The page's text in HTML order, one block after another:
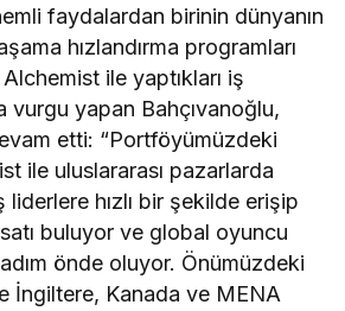
faydalardan birinin dünyanın
hızlandırma programları
ile yaptıkları iş
vurgu yapan Bahçıvanoğlu,
etti: “Portföyümüzdeki
ile uluslararası pazarlarda
liderlere hızlı bir şekilde erişip
buluyor ve global oyuncu
önde oluyor. Önümüzdeki
İngiltere, Kanada ve MENA